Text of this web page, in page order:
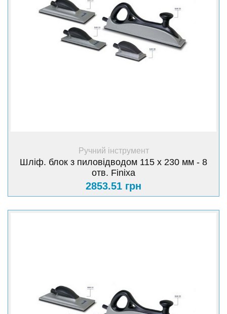
+ Купити
Ручний інструмент
Шліф. блок з пиловідводом 115 х 230 мм - 8
отв. Finixa
2853.51 грн